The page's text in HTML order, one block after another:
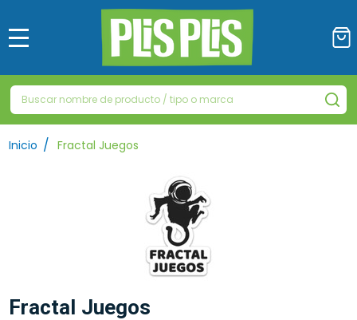
Buscar
Inicio / Fractal Juegos
Fractal Juegos